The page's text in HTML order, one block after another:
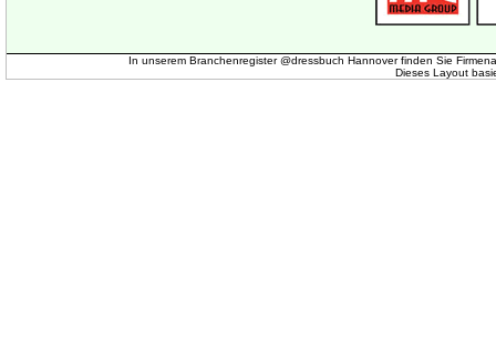
In unserem Branchenregister @dressbuch Hannover finden Sie
Dieses Layout